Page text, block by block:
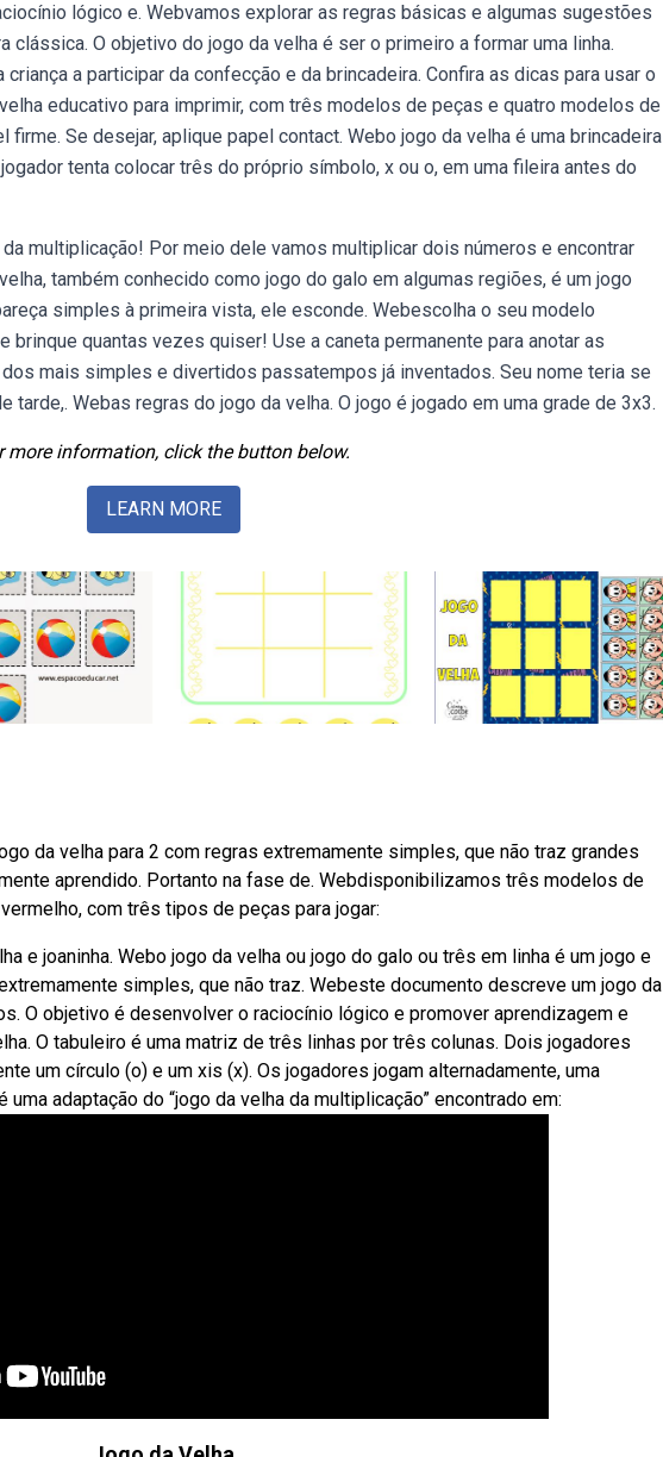
lógico e. Webvamos explorar as regras básicas e algumas sugestões
clássica. O objetivo do jogo da velha é ser o primeiro a formar uma linha.
a participar da confecção e da brincadeira. Confira as dicas para usar o
educativo para imprimir, com três modelos de peças e quatro modelos de
firme. Se desejar, aplique papel contact. Webo jogo da velha é uma brincadeira
tenta colocar três do próprio símbolo, x ou o, em uma fileira antes do
multiplicação! Por meio dele vamos multiplicar dois números e encontrar
também conhecido como jogo do galo em algumas regiões, é um jogo
simples à primeira vista, ele esconde. Webescolha o seu modelo
brinque quantas vezes quiser! Use a caneta permanente para anotar as
mais simples e divertidos passatempos já inventados. Seu nome teria se
tarde,. Webas regras do jogo da velha. O jogo é jogado em uma grade de 3x3.
more information, click the button below.
LEARN MORE
da velha para 2 com regras extremamente simples, que não traz grandes
aprendido. Portanto na fase de. Webdisponibilizamos três modelos de
com três tipos de peças para jogar:
e joaninha. Webo jogo da velha ou jogo do galo ou três em linha é um jogo e
simples, que não traz. Webeste documento descreve um jogo da
O objetivo é desenvolver o raciocínio lógico e promover aprendizagem e
O tabuleiro é uma matriz de três linhas por três colunas. Dois jogadores
um círculo (o) e um xis (x). Os jogadores jogam alternadamente, uma
adaptação do “jogo da velha da multiplicação” encontrado em: